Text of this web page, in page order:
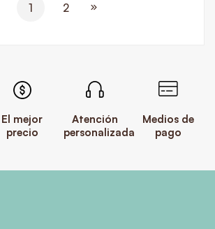
1 2
El mejor
precio
Atención
personalizada
Medios de
pago